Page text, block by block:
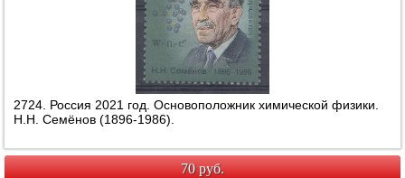
2724. Россия 2021 год. Основоположник химической физики.
Н.Н. Семёнов (1896-1986).
70 руб.